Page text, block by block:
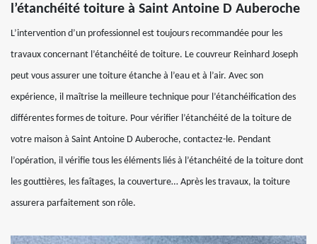
l’étanchéité toiture à Saint Antoine D Auberoche
L’intervention d’un professionnel est toujours recommandée pour les
travaux concernant l’étanchéité de toiture. Le couvreur Reinhard Joseph
peut vous assurer une toiture étanche à l’eau et à l’air. Avec son
expérience, il maîtrise la meilleure technique pour l’étanchéification des
différentes formes de toiture. Pour vérifier l’étanchéité de la toiture de
votre maison à Saint Antoine D Auberoche, contactez-le. Pendant
l’opération, il vérifie tous les éléments liés à l’étanchéité de la toiture dont
les gouttières, les faîtages, la couverture… Après les travaux, la toiture
assurera parfaitement son rôle.